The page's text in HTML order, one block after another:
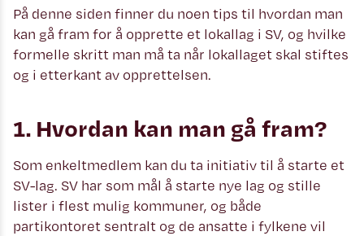
På denne siden finner du noen tips til hvordan man
kan gå fram for å opprette et lokallag i SV, og hvilke
formelle skritt man må ta når lokallaget skal stiftes
og i etterkant av opprettelsen.
1. Hvordan kan man gå fram?
Som enkeltmedlem kan du ta initiativ til å starte et
SV-lag. SV har som mål å starte nye lag og stille
lister i flest mulig kommuner, og både
partikontoret sentralt og de ansatte i fylkene vil